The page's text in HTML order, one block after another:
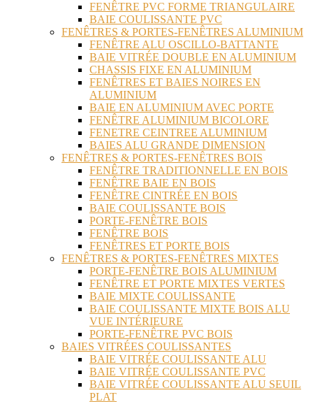
FENÊTRE PVC FORME TRIANGULAIRE
BAIE COULISSANTE PVC
FENÊTRES & PORTES-FENÊTRES ALUMINIUM
FENÊTRE ALU OSCILLO-BATTANTE
BAIE VITRÉE DOUBLE EN ALUMINIUM
CHASSIS FIXE EN ALUMINIUM
FENÊTRES ET BAIES NOIRES EN
ALUMINIUM
BAIE EN ALUMINIUM AVEC PORTE
FENÊTRE ALUMINIUM BICOLORE
FENETRE CEINTREE ALUMINIUM
BAIES ALU GRANDE DIMENSION
FENÊTRES & PORTES-FENÊTRES BOIS
FENÊTRE TRADITIONNELLE EN BOIS
FENÊTRE BAIE EN BOIS
FENÊTRE CINTRÉE EN BOIS
BAIE COULISSANTE BOIS
PORTE-FENÊTRE BOIS
FENÊTRE BOIS
FENÊTRES ET PORTE BOIS
FENÊTRES & PORTES-FENÊTRES MIXTES
PORTE-FENÊTRE BOIS ALUMINIUM
FENÊTRE ET PORTE MIXTES VERTES
BAIE MIXTE COULISSANTE
BAIE COULISSANTE MIXTE BOIS ALU
VUE INTÉRIEURE
PORTE-FENÊTRE PVC BOIS
BAIES VITRÉES COULISSANTES
BAIE VITRÉE COULISSANTE ALU
BAIE VITRÉE COULISSANTE PVC
BAIE VITRÉE COULISSANTE ALU SEUIL
PLAT